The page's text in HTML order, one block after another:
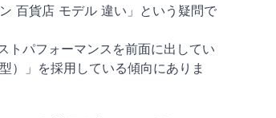
百貨店 モデル 違い」という疑問で
パフォーマンスを前面に出してい
）」を採用している傾向にありま